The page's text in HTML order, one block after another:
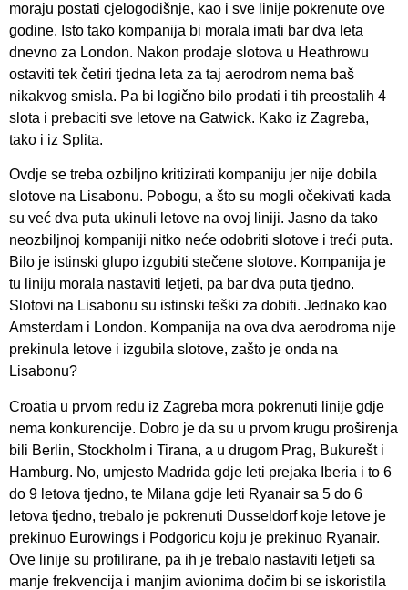
moraju postati cjelogodišnje, kao i sve linije pokrenute ove
godine. Isto tako kompanija bi morala imati bar dva leta
dnevno za London. Nakon prodaje slotova u Heathrowu
ostaviti tek četiri tjedna leta za taj aerodrom nema baš
nikakvog smisla. Pa bi logično bilo prodati i tih preostalih 4
slota i prebaciti sve letove na Gatwick. Kako iz Zagreba,
tako i iz Splita.
Ovdje se treba ozbiljno kritizirati kompaniju jer nije dobila
slotove na Lisabonu. Pobogu, a što su mogli očekivati kada
su već dva puta ukinuli letove na ovoj liniji. Jasno da tako
neozbiljnoj kompaniji nitko neće odobriti slotove i treći puta.
Bilo je istinski glupo izgubiti stečene slotove. Kompanija je
tu liniju morala nastaviti letjeti, pa bar dva puta tjedno.
Slotovi na Lisabonu su istinski teški za dobiti. Jednako kao
Amsterdam i London. Kompanija na ova dva aerodroma nije
prekinula letove i izgubila slotove, zašto je onda na
Lisabonu?
Croatia u prvom redu iz Zagreba mora pokrenuti linije gdje
nema konkurencije. Dobro je da su u prvom krugu proširenja
bili Berlin, Stockholm i Tirana, a u drugom Prag, Bukurešt i
Hamburg. No, umjesto Madrida gdje leti prejaka Iberia i to 6
do 9 letova tjedno, te Milana gdje leti Ryanair sa 5 do 6
letova tjedno, trebalo je pokrenuti Dusseldorf koje letove je
prekinuo Eurowings i Podgoricu koju je prekinuo Ryanair.
Ove linije su profilirane, pa ih je trebalo nastaviti letjeti sa
manje frekvencija i manjim avionima dočim bi se iskoristila